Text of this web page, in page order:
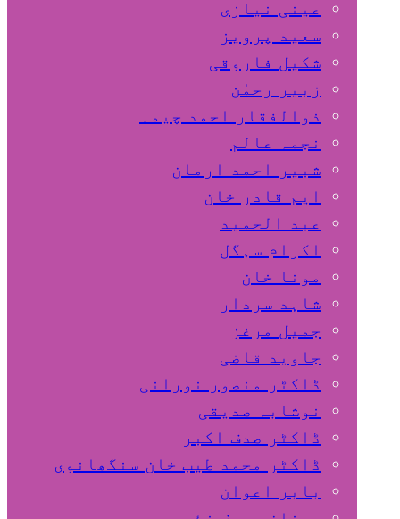
عینی نیازی
سعید پرویز
شکیل فاروقی
زبیر رحمٰن
ذوالفقار احمد چیمہ
نجمہ عالم
شبیر احمد ارمان
ایم قادر خان
عبد الحمید
اکرام سہگل
مونا خان
شاہد سردار
جمیل مرغز
جاوید قاضی
ڈاکٹر منصور نورانی
نوشابہ صدیقی
ڈاکٹر صدف اکبر
ڈاکٹر محمد طیب خان سنگھانوی
بابر اعوان